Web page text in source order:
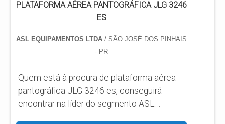
PLATAFORMA AÉREA PANTOGRÁFICA JLG 3246
ES
ASL EQUIPAMENTOS LTDA/ SÃO JOSÉ DOS PINHAIS
- PR
Quem está à procura de plataforma aérea
pantográfica JLG 3246 es, conseguirá
encontrar na líder do segmento ASL